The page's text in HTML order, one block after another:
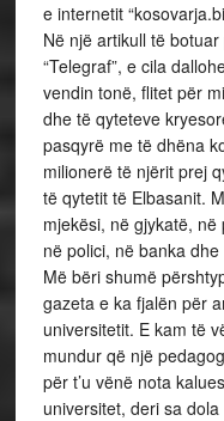
e internetit
Në një artikull të
“Telegraf”, e cila
vendin tonë, flitet për
dhe të qyteteve
pasqyrë me të dhëna
milionerë të njërit prej
të qytetit të Elbasanit.
mjekësi, në gjykatë,
në polici, në banka
Më bëri shumë
gazeta e ka fjalën për
universitetit. E kam të
mundur që një
për t’u vënë nota
universitet, deri sa